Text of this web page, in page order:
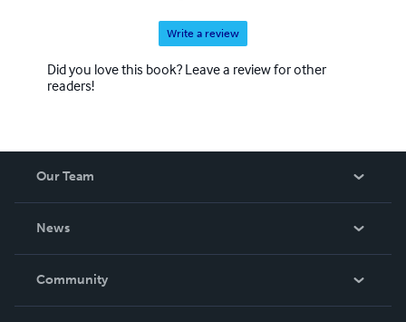
Write a review
Did you love this book? Leave a review for other
readers!
Our Team
News
In The News
Community